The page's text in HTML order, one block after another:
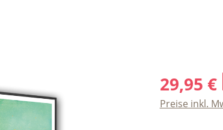
29,95 €
Preise inkl.